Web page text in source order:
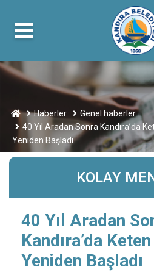
Haberler
Genel haberler
40 Yıl Aradan Sonra Kandıra’da
Yeniden Başladı
KOLAY
40 Yıl Aradan
Kandıra’da
Yeniden Başladı